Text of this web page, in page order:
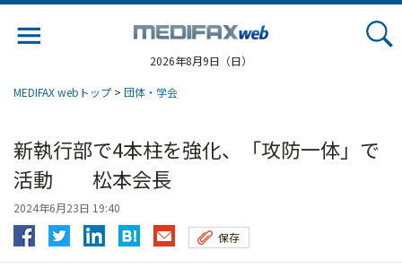
2026年8月9日（日）
MEDIFAX webトップ > 団体・学会
新執行部で4本柱を強化、「攻防一体」で
活動 松本会長
2024年6月23日 19:40
保存